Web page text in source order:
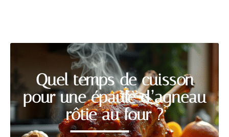
Quel temps de cuisson
pour une épaule d’agneau
rôtie au four ?